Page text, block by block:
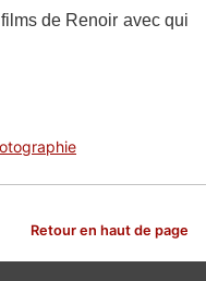
de Renoir avec qui
Retour en haut de page